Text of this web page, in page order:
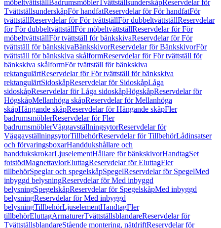
möbeltvättställBadrumsmöblerTvättställsunderskåpReservdelar för
TvättställsunderskåpFör handfatReservdelar för För handfatFör
tvättställReservdelar för För tvättställFör dubbeltvättställReservdelar
för För dubbeltvättställFör möbeltvättställReservdelar för För
möbeltvättställFör tvättställ för bänkskivaReservdelar för För
tvättställ för bänkskivaBänkskivorReservdelar för BänkskivorFör
tvättställ för bänkskiva skålformReservdelar för För tvättställ för
bänkskiva skålformFör tvättställ för bänkskiva
rektangulärtReservdelar för För tvättställ för bänkskiva
rektangulärtSidoskåpReservdelar för SidoskåpLåga
sidoskåpReservdelar för Låga sidoskåpHögskåpReservdelar för
HögskåpMellanhöga skåpReservdelar för Mellanhöga
skåpHängande skåpReservdelar för Hängande skåpFler
badrumsmöblerReservdelar för Fler
badrumsmöblerVäggavställningsytorReservdelar för
VäggavställningsytorTillbehörReservdelar för TillbehörLådinsatser
och förvaringsboxarHanddukshållare och
handdukskrokarLjuselementHållare för bänkskivorHandtagSet
fotstödMagnettavlorEluttagReservdelar för EluttagFler
tillbehörSpeglar och spegelskåpSpegelReservdelar för SpegelMed
inbyggd belysningReservdelar för Med inbyggd
belysningSpegelskåpReservdelar för SpegelskåpMed inbyggd
belysningReservdelar för Med inbyggd
belysningTillbehörLjuselementHandtagFler
tillbehörEluttagArmaturerTvättställsblandareReservdelar för
TvättställsblandareStående montering, nätdriftReservdelar för